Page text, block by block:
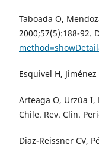
Taboada O,
2000;57(5):188-92.
Esquivel H,
Arteaga O, Urzúa I,
Chile. Rev. Clin.
Diaz-Reissner CV,